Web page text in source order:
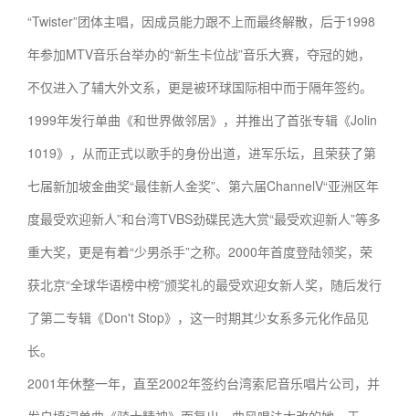
“Twister”团体主唱，因成员能力跟不上而最终解散，后于1998
年参加MTV音乐台举办的“新生卡位战”音乐大赛，夺冠的她，
不仅进入了辅大外文系，更是被环球国际相中而于隔年签约。
1999年发行单曲《和世界做邻居》，并推出了首张专辑《Jolin
1019》，从而正式以歌手的身份出道，进军乐坛，且荣获了第
七届新加坡金曲奖“最佳新人金奖”、第六届ChannelV“亚洲区年
度最受欢迎新人”和台湾TVBS劲碟民选大赏“最受欢迎新人”等多
重大奖，更是有着“少男杀手”之称。2000年首度登陆领奖，荣
获北京“全球华语榜中榜”颁奖礼的最受欢迎女新人奖，随后发行
了第二专辑《Don't Stop》，这一时期其少女系多元化作品见
长。
2001年休整一年，直至2002年签约台湾索尼音乐唱片公司，并